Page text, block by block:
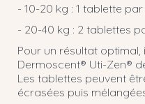
- 10-20 kg : 1 tablette
- 20-40 kg : 2 tablettes
Pour un résultat optimal,
Dermoscent® Uti-Zen®
Les tablettes peuvent
écrasées puis